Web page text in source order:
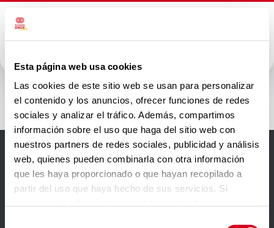
Esta página web usa cookies
Las cookies de este sitio web se usan para personalizar
el contenido y los anuncios, ofrecer funciones de redes
sociales y analizar el tráfico. Además, compartimos
información sobre el uso que haga del sitio web con
nuestros partners de redes sociales, publicidad y análisis
web, quienes pueden combinarla con otra información
que les haya proporcionado o que hayan recopilado a
partir del uso que haya hecho de sus servicios. Si
Quirónsalud
Aviso Legal